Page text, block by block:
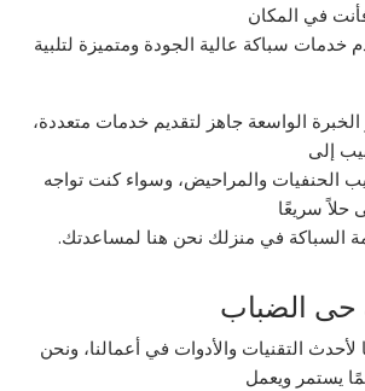
فأنت في المكان
خدمات سباكة عالية الجودة ومتميزة لتلبية
الخبرة الواسعة جاهز لتقديم خدمات متعددة،
إلى
الحنفيات والمراحيض، وسواء كنت تواجه
حلاً سريعًا
السباكة في منزلك نحن هنا لمساعدتك.
حى الضباب
لأحدث التقنيات والأدوات في أعمالنا، ونحن
يستمر ويعمل